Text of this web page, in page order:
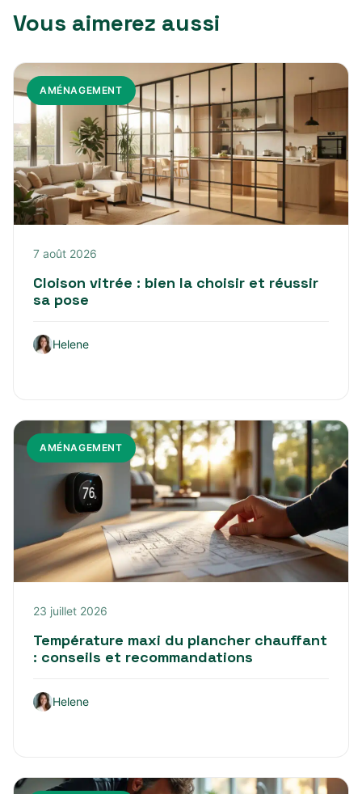
Vous aimerez aussi
AMÉNAGEMENT
7 août 2026
Cloison vitrée : bien la choisir et réussir
sa pose
Helene
AMÉNAGEMENT
23 juillet 2026
Température maxi du plancher chauffant
: conseils et recommandations
Helene